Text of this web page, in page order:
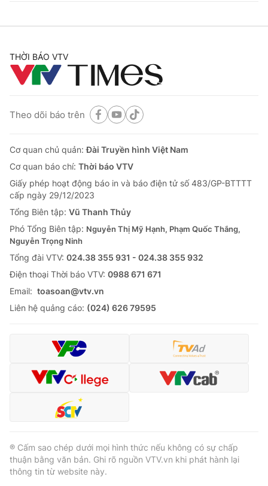
THỜI BÁO VTV
Theo dõi báo trên
Cơ quan chủ quản:Đài Truyền hình Việt Nam
Cơ quan báo chí: Thời báo VTV
Giấy phép hoạt động báo in và báo điện tử số 483/GP-BTTTT
cấp ngày 29/12/2023
Tổng Biên tập: Vũ Thanh Thủy
Phó Tổng Biên tập: Nguyễn Thị Mỹ Hạnh, Phạm Quốc Thắng,
Nguyễn Trọng Ninh
Tổng đài VTV: 024.38 355 931 - 024.38 355 932
Ðiện thoại Thời báo VTV: 0988 671 671
Email: toasoan@vtv.vn
Liên hệ quảng cáo: (024) 626 79595
® Cấm sao chép dưới mọi hình thức nếu không có sự chấp
thuận bằng văn bản. Ghi rõ nguồn VTV.vn khi phát hành lại
thông tin từ website này.